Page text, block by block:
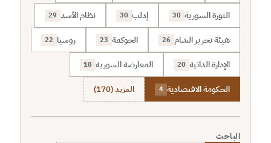
الثورة السورية 30 إدلب 30 نظام الأسد 29
هيئة تحرير الشام 26 الحوكمة 23 روسيا 22
الإدارة الذاتية 20 المعارضة السورية 18
الحكومة الاقتصادية 4 المزيد (170)
الباحث